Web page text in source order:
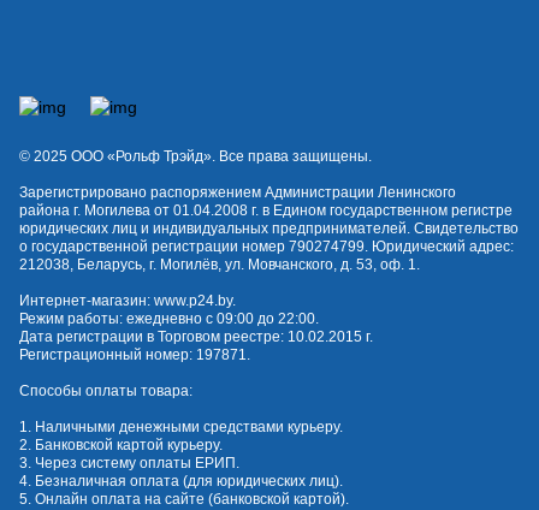
© 2025 OOO «Рольф Трэйд». Все права защищены.
Зарегистрировано распоряжением Администрации Ленинского
района г. Могилева от 01.04.2008 г. в Едином государственном регистре
юридических лиц и индивидуальных предпринимателей. Свидетельство
о государственной регистрации номер 790274799. Юридический адрес:
212038, Беларусь, г. Могилёв, ул. Мовчанского, д. 53, оф. 1.
Интернет-магазин: www.p24.by.
Режим работы: ежедневно с 09:00 до 22:00.
Дата регистрации в Торговом реестре: 10.02.2015 г.
Регистрационный номер: 197871.
Способы оплаты товара:
1. Наличными денежными средствами курьеру.
2. Банковской картой курьеру.
3. Через систему оплаты ЕРИП.
4. Безналичная оплата (для юридических лиц).
5. Онлайн оплата на сайте (банковской картой).